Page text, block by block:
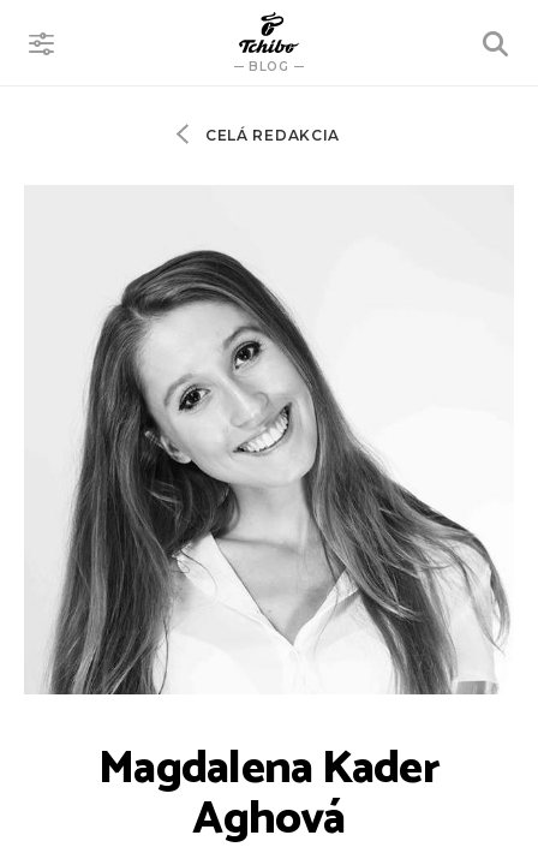
BLOG
VYHĽADÁVANIE
CELÁ REDAKCIA
Magdalena Kader
Aghová